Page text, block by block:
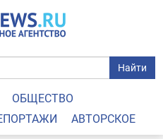
Найти
ОБЩЕСТВО
АВТОРСКОЕ